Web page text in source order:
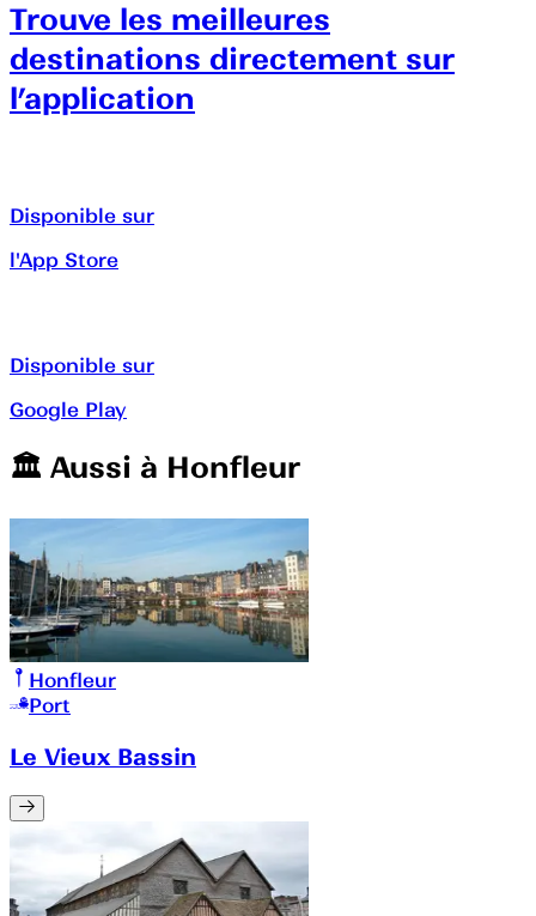
Trouve les meilleures
destinations directement sur
l’application
Disponible sur
l'App Store
Disponible sur
Google Play
🏛️️ Aussi à Honfleur
Honfleur
Port
Le Vieux Bassin